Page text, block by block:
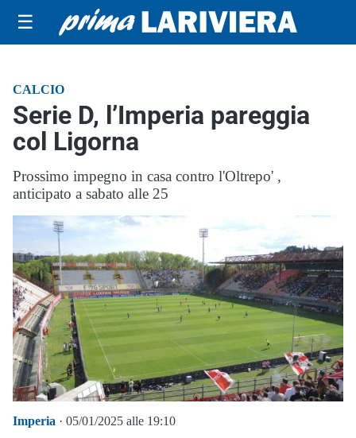
☰
CALCIO
Serie D, l’Imperia pareggia
col Ligorna
Prossimo impegno in casa contro l'Oltrepo' ,
anticipato a sabato alle 25
Imperia · 05/01/2025 alle 19:10